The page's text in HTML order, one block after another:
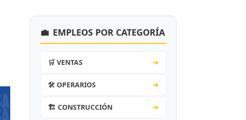
💼 EMPLEOS POR CATEGORÍA
🛒 VENTAS ➔
🛠️ OPERARIOS ➔
🏗️ CONSTRUCCIÓN ➔